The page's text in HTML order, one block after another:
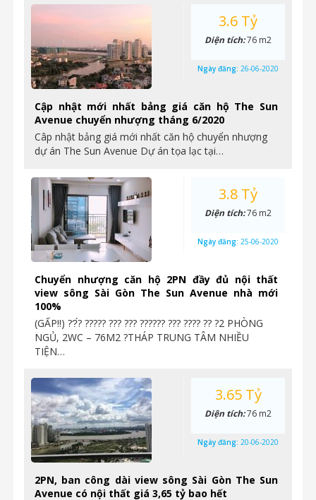
Cập nhật mới nhất bảng giá căn hộ The Sun
Avenue chuyển nhượng tháng 6/2020
Câp nhật bảng giá mới nhất căn hộ chuyển nhượng
dự án The Sun Avenue Dự án tọa lạc tại…
3.6 Tỷ
Diện tích:76 m2
Ngày đăng: 26-06-2020
Chuyển nhượng căn hộ 2PN đầy đủ nội thất
view sông Sài Gòn The Sun Avenue nhà mới
100%
(GẤP‼️) ??́? ????? ??? ??? ?????? ??? ???? ?? ?2 PHÒNG
NGỦ, 2WC – 76M2 ?THÁP TRUNG TÂM NHIỀU
TIỆN…
3.8 Tỷ
Diện tích:76 m2
Ngày đăng: 25-06-2020
2PN, ban công dài view sông Sài Gòn The Sun
Avenue có nội thất giá 3,65 tỷ bao hết
3.65 Tỷ
Diện tích:76 m2
Ngày đăng: 20-06-2020